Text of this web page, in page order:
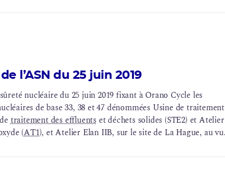
l’ASN du 25 juin 2019
nucléaire du 25 juin 2019 fixant à Orano Cycle les
de base 33, 38 et 47 dénommées Usine de traitement
traitement des effluents et déchets solides (STE2) et Atelier
(AT1), et Atelier Elan IIB, sur le site de La Hague, au vu